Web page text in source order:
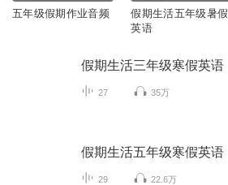
五年级假期作业音频
假期生活五年级暑假
英语
假期生活三年级寒假英语
27 35万
假期生活五年级寒假英语
29 22.6万